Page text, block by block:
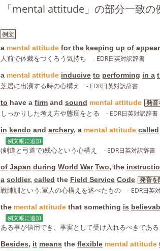
「mental attitude」の部分一致の
例文
a mental attitude for the keeping up of
人前で体裁をつくろう気持ち - EDR日英対訳辞書
a mental attitude inducive to performing in a
芝居に出演する時の心構え - EDR日英対訳辞書
to have a firm and sound mental attitude 発音
しっかりした考え方や態度をとる - EDR日英対訳辞書
in kendo and archery, a mental attitude called
例文帳に追加
(剣道と弓道で)残心という心構え - EDR日英対訳辞書
of Japan during World War Two, the
a soldier, called the Field Service Code 発音を
戦陣訓という,軍人の心構えを述べたもの - EDR日英
the mental attitude that something is
例文帳に追加
ある事が信用でき、事実として受け入れるべきである
Besides, it means the flexible mental attitude